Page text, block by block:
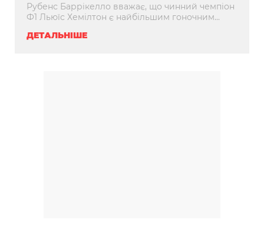
Рубенс Баррікелло вважає, що чинний чемпіон
Ф1 Льюїс Хемілтон є найбільшим гоночним...
ДЕТАЛЬНІШЕ